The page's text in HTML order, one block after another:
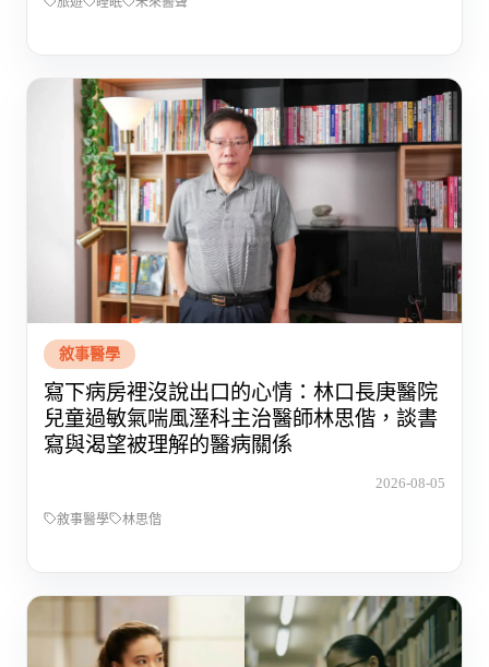
敘事醫學
寫下病房裡沒說出口的心情：林口長庚醫院
兒童過敏氣喘風溼科主治醫師林思偕，談書
寫與渴望被理解的醫病關係
2026-08-05
敘事醫學 林思偕